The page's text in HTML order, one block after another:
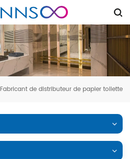
Fabricant de distributeur de papier toilette